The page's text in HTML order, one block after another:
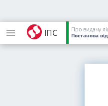
ІПС Про видачу
Постанова